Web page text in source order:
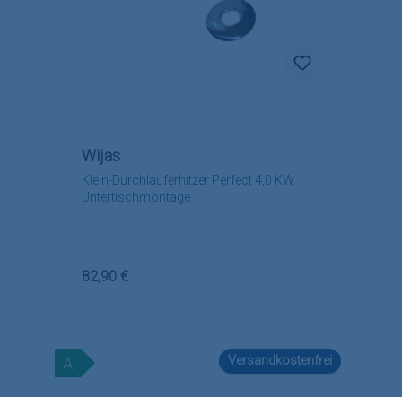
Klein-Durchlauferhitzer Perfect 4,0 KW
Untertischmontage
Wijas
Regulärer Preis:
82,90 €
Versandkostenfrei
A